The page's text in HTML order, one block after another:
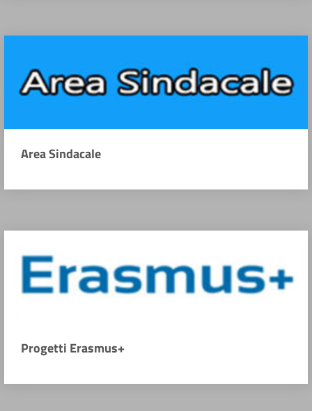
Area Sindacale
Progetti Erasmus+